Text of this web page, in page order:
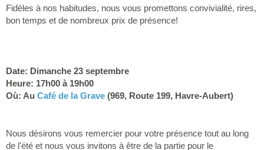
Fidèles à nos habitudes, nous vous promettons convivialité, rires,
bon temps et de nombreux prix de présence!
Date: Dimanche 23 septembre
Heure: 17h00 à 19h00
Où: Au Café de la Grave (969, Route 199, Havre-Aubert)
Nous désirons vous remercier pour votre présence tout au long
de l'été et nous vous invitons à être de la partie pour le